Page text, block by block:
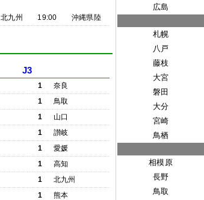
北九州 19:00 沖縄県陸
J3
1
奈良
1
鳥取
1
山口
1
讃岐
1
愛媛
1
高知
1
北九州
1
熊本
広島
札幌
八戸
藤枝
大宮
磐田
大分
宮崎
鳥栖
相模原
長野
鳥取